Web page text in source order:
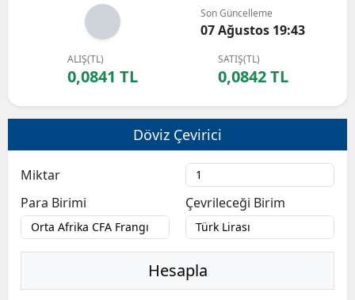
Son Güncelleme
07 Ağustos 19:43
ALIŞ(TL)
0,0841 TL
SATIŞ(TL)
0,0842 TL
Döviz Çevirici
Miktar
Para Birimi
Çevrileceği Birim
Hesapla